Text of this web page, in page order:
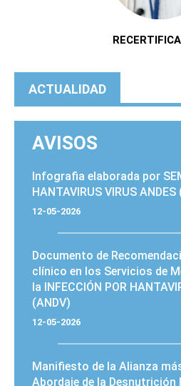
ACTUALIDAD
AVISOS
Infografia elaborada por
HANTAVIRUS VIRUS ANDES
12-05-2026
Documento de
clínico en los Servicios de
la INFECCIÓN POR
(ANDV)
12-05-2026
Manifiesto de la Alianza
Abordaje de la Desnutrición
PÁGINAS